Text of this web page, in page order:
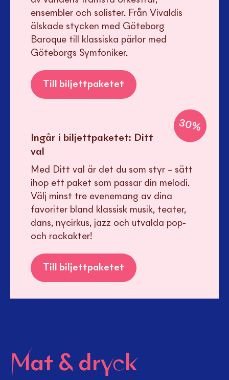
ensembler och solister. Från Vivaldis
älskade stycken med Göteborg
Baroque till klassiska pärlor med
Göteborgs Symfoniker.
Till biljettpaketet
Ingår i biljettpaketet: Ditt
val
Med Ditt val är det du som styr – sätt
ihop ett paket som passar din melodi.
Välj minst tre evenemang av dina
favoriter bland klassisk musik, teater,
dans, nycirkus, jazz och utvalda pop-
och rockakter!
Till biljettpaketet
30%
Mat & dryck